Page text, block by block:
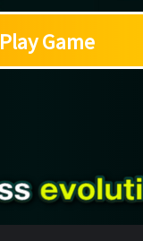
Play Game